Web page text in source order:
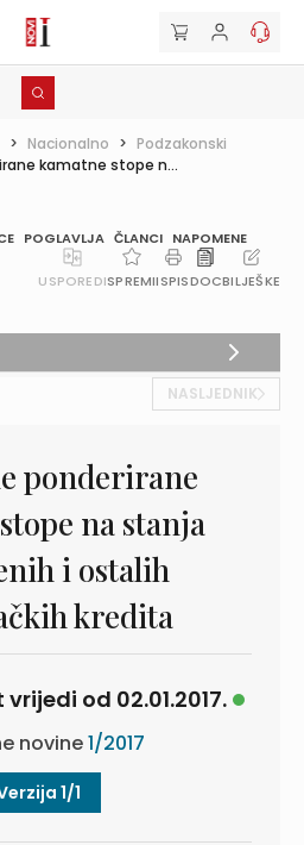
> Nacionalno > Podzakonski
kamatne stope n...
POGLAVLJA ČLANCI NAPOMENE
USPOREDISPREMIISPISDOCBILJEŠKE
NASLJEDNIK
ponderirane
na stanja
i ostalih
kredita
od 02.01.2017.
novine1/2017
1/1